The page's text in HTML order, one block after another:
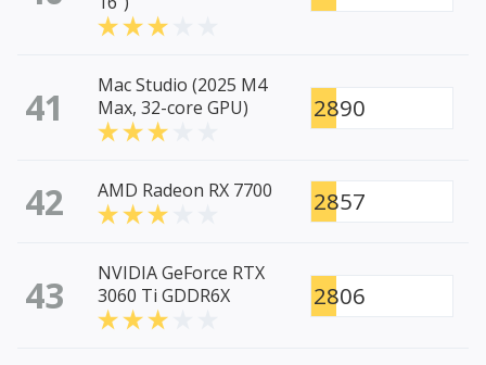
41
Mac Studio (2025 M4
Max, 32-core GPU)
2890
42 AMD Radeon RX 7700 2857
43
NVIDIA GeForce RTX
3060 Ti GDDR6X
2806